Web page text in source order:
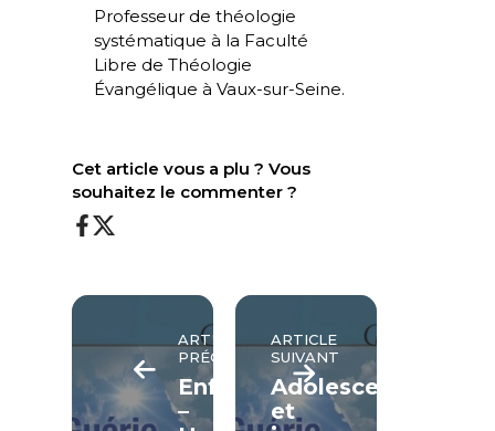
Professeur de théologie
systématique à la Faculté
Libre de Théologie
Évangélique à Vaux-sur-Seine.
Cet article vous a plu ? Vous
souhaitez le commenter ?
ARTICLE
PRÉCÉDENT
Enfance
–
ARTICLE
SUIVANT
Adolescence
et